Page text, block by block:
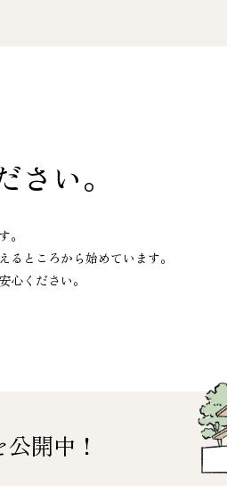
さい。
。
るところから始めています。
心ください。
開中！